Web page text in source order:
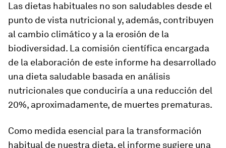
Las dietas habituales no son saludables desde el
punto de vista nutricional y, además, contribuyen
al cambio climático y a la erosión de la
biodiversidad. La comisión científica encargada
de la elaboración de este informe ha desarrollado
una dieta saludable basada en análisis
nutricionales que conduciría a una reducción del
20%, aproximadamente, de muertes prematuras.
Como medida esencial para la transformación
habitual de nuestra dieta, el informe sugiere una